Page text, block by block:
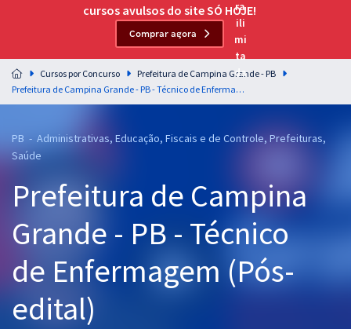
Residências Multiprofissionais
Preparação completa e intensiva para as principais
residências em saúde do Brasil
Assinatura Ilimitada
Graduação
OAB
Mentorias
cursos avulsos do site SÓ HOJE!
Comprar agora
Cursos por Concurso
Prefeitura de Campina Grande - PB
Prefeitura de Campina Grande - PB - Técnico de Enfermagem (Pós-edital)
PB - Administrativas, Educação, Fiscais e de Controle, Prefeituras,
Saúde
Prefeitura de Campina
Grande - PB - Técnico
de Enfermagem (Pós-
edital)